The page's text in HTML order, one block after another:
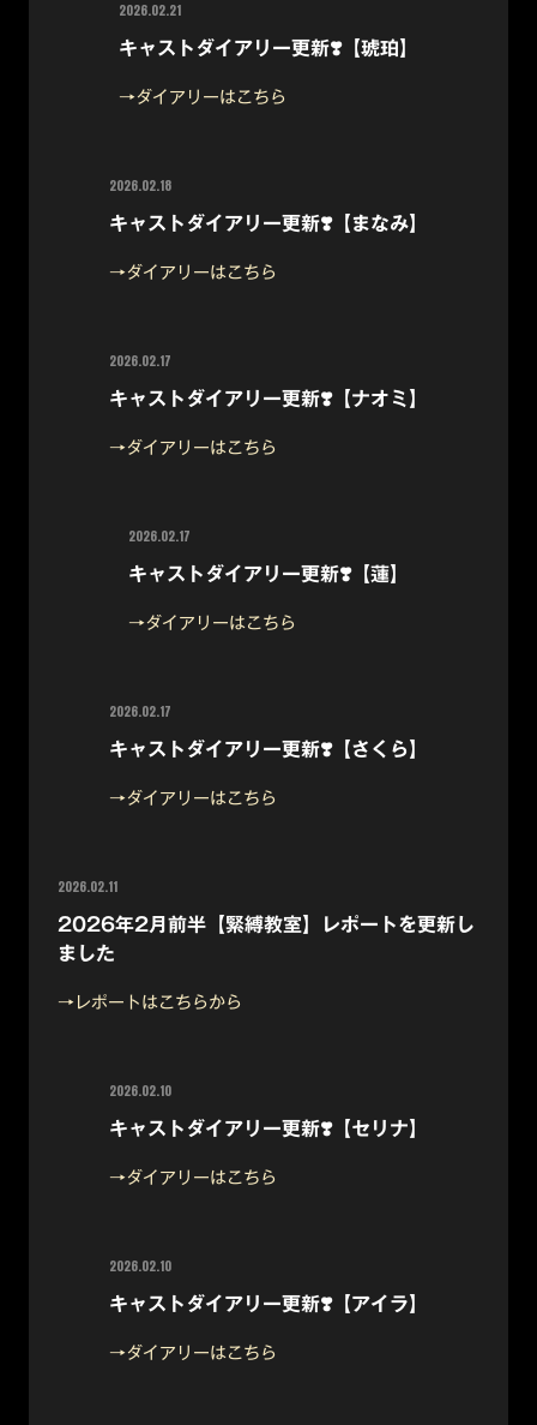
2026.02.21
キャストダイアリー更新❣️【琥珀】
→ダイアリーはこちら
2026.02.18
キャストダイアリー更新❣️【まなみ】
→ダイアリーはこちら
2026.02.17
キャストダイアリー更新❣️【ナオミ】
→ダイアリーはこちら
2026.02.17
キャストダイアリー更新❣️【蓮】
→ダイアリーはこちら
2026.02.17
キャストダイアリー更新❣️【さくら】
→ダイアリーはこちら
2026.02.11
2026年2月前半【緊縛教室】レポートを更新し
ました
→レポートはこちらから
2026.02.10
キャストダイアリー更新❣️【セリナ】
→ダイアリーはこちら
2026.02.10
キャストダイアリー更新❣️【アイラ】
→ダイアリーはこちら